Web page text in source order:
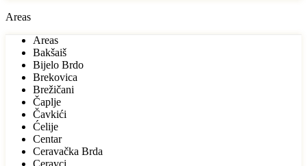
Areas
Areas
Bakšaiš
Bijelo Brdo
Brekovica
Brežičani
Čaplje
Čavkići
Ćelije
Centar
Ceravačka Brda
Ceravci